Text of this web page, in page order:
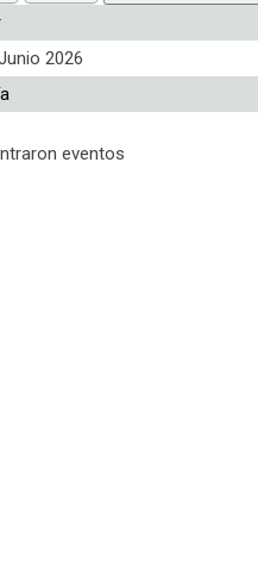
2026
eventos